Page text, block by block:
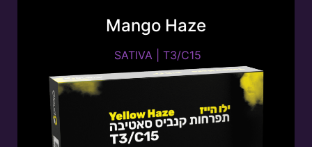
Mango Haze
SATIVA | T3/C15 ​
SATIVA | T22/C4
THC: 0%-3% | CBD: 13%-16%
טרפנים דומיננטים: Myrcene , Ocimene,
Pinene, Humulene